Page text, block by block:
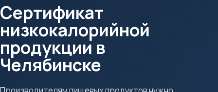
Сертификат
низкокалорийной
продукции в
Челябинске